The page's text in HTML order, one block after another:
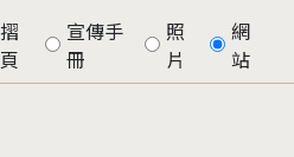
摺
頁
宣傳手
冊
照
片
網
站